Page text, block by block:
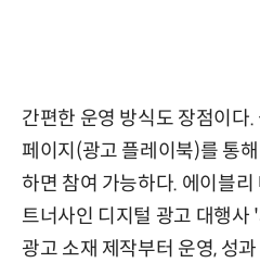
간편한 운영 방식도 장점이다
페이지(광고 플레이북)를 통
하면 참여 가능하다. 에이블
트너사인 디지털 광고 대행사
광고 소재 제작부터 운영, 성